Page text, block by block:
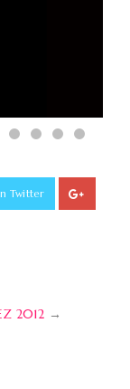
Twitter
2012 →